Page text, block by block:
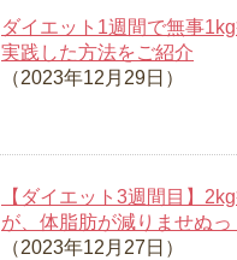
ダイエット1週間で無事1kg
実践した方法をご紹介
（2023年12月29日）
【ダイエット3週間目】
が、体脂肪が減りませぬっ
（2023年12月27日）